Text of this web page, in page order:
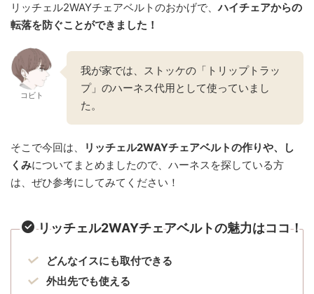
リッチェル2WAYチェアベルトのおかげで、ハイチェアからの
転落を防ぐことができました！
コビト
我が家では、ストッケの「トリップトラッ
プ」のハーネス代用として使っていまし
た。
そこで今回は、 リッチェル2WAYチェアベルトの作りや、し
くみについてまとめましたので、ハーネスを探している方
は、ぜひ参考にしてみてください！
リッチェル2WAYチェアベルトの魅力はココ！
どんなイスにも取付できる
外出先でも使える